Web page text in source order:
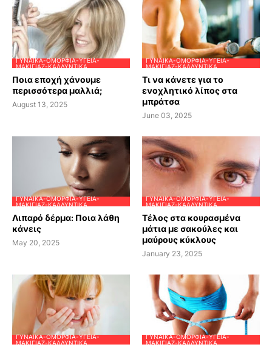
ΓΥΝΑΊΚΑ-ΟΜΟΡΦΙΆ-ΥΓΕΊΑ-
ΜΑΚΙΓΙΆΖ-ΚΑΛΛΥΝΤΙΚΆ
Ποια εποχή χάνουμε
περισσότερα μαλλιά;
August 13, 2025
ΓΥΝΑΊΚΑ-ΟΜΟΡΦΙΆ-ΥΓΕΊΑ-
ΜΑΚΙΓΙΆΖ-ΚΑΛΛΥΝΤΙΚΆ
Τι να κάνετε για το
ενοχλητικό λίπος στα
μπράτσα
June 03, 2025
ΓΥΝΑΊΚΑ-ΟΜΟΡΦΙΆ-ΥΓΕΊΑ-
ΜΑΚΙΓΙΆΖ-ΚΑΛΛΥΝΤΙΚΆ
Λιπαρό δέρμα: Ποια λάθη
κάνεις
May 20, 2025
ΓΥΝΑΊΚΑ-ΟΜΟΡΦΙΆ-ΥΓΕΊΑ-
ΜΑΚΙΓΙΆΖ-ΚΑΛΛΥΝΤΙΚΆ
Τέλος στα κουρασμένα
μάτια με σακούλες και
μαύρους κύκλους
January 23, 2025
ΓΥΝΑΊΚΑ-ΟΜΟΡΦΙΆ-ΥΓΕΊΑ-
ΜΑΚΙΓΙΆΖ-ΚΑΛΛΥΝΤΙΚΆ
ΓΥΝΑΊΚΑ-ΟΜΟΡΦΙΆ-ΥΓΕΊΑ-
ΜΑΚΙΓΙΆΖ-ΚΑΛΛΥΝΤΙΚΆ